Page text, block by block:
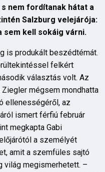
nem fordítanak hátat a
Salzburg velejárója:
sem kell sokáig várni.
is produkált beszédtémát.
felkért
választás volt. Az
mégsem mondhatta
ellenességéről, az
ismert férfiú február
megkapta Gabi
a személyét
amit a szemfüles sajtó
világ megismerhetett. –